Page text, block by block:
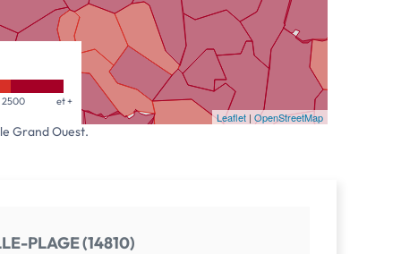
Leaflet | OpenStreetMap
2500 et +
Grand Ouest.
PLAGE (14810)